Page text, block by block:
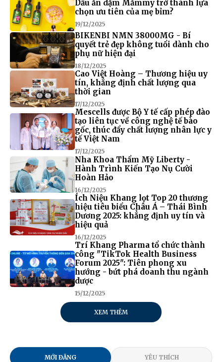
Dầu ăn dặm Mămmy trở thành lựa
chọn ưu tiên của mẹ bỉm?
19/12/2025
BIKENBI NMN 38000MG - Bí
quyết trẻ đẹp không tuổi dành cho
phụ nữ hiện đại
18/12/2025
Cao Việt Hoàng – Thương hiệu uy
tín, khẳng định chất lượng qua
thời gian
17/12/2025
Mescells được Bộ Y tế cấp phép đào
tạo liên tục về công nghệ tế bào
gốc, thúc đẩy chất lượng nhân lực y
tế Việt Nam
17/12/2025
Nha Khoa Thẩm Mỹ Liberty -
Hành Trình Kiến Tạo Nụ Cười
Hoàn Hảo
16/12/2025
Ích Niệu Khang lọt Top 20 thương
hiệu tiêu biểu Châu Á – Thái Bình
Dương 2025: khẳng định uy tín và
hiệu quả
16/12/2025
Trí Khang Pharma tổ chức thành
công "TikTok Health Business
Forum 2025": Tiên phong xu
hướng - bứt phá doanh thu ngành
dược
15/12/2025
XEM THÊM
MỚI ĐĂNG YÊU THÍCH